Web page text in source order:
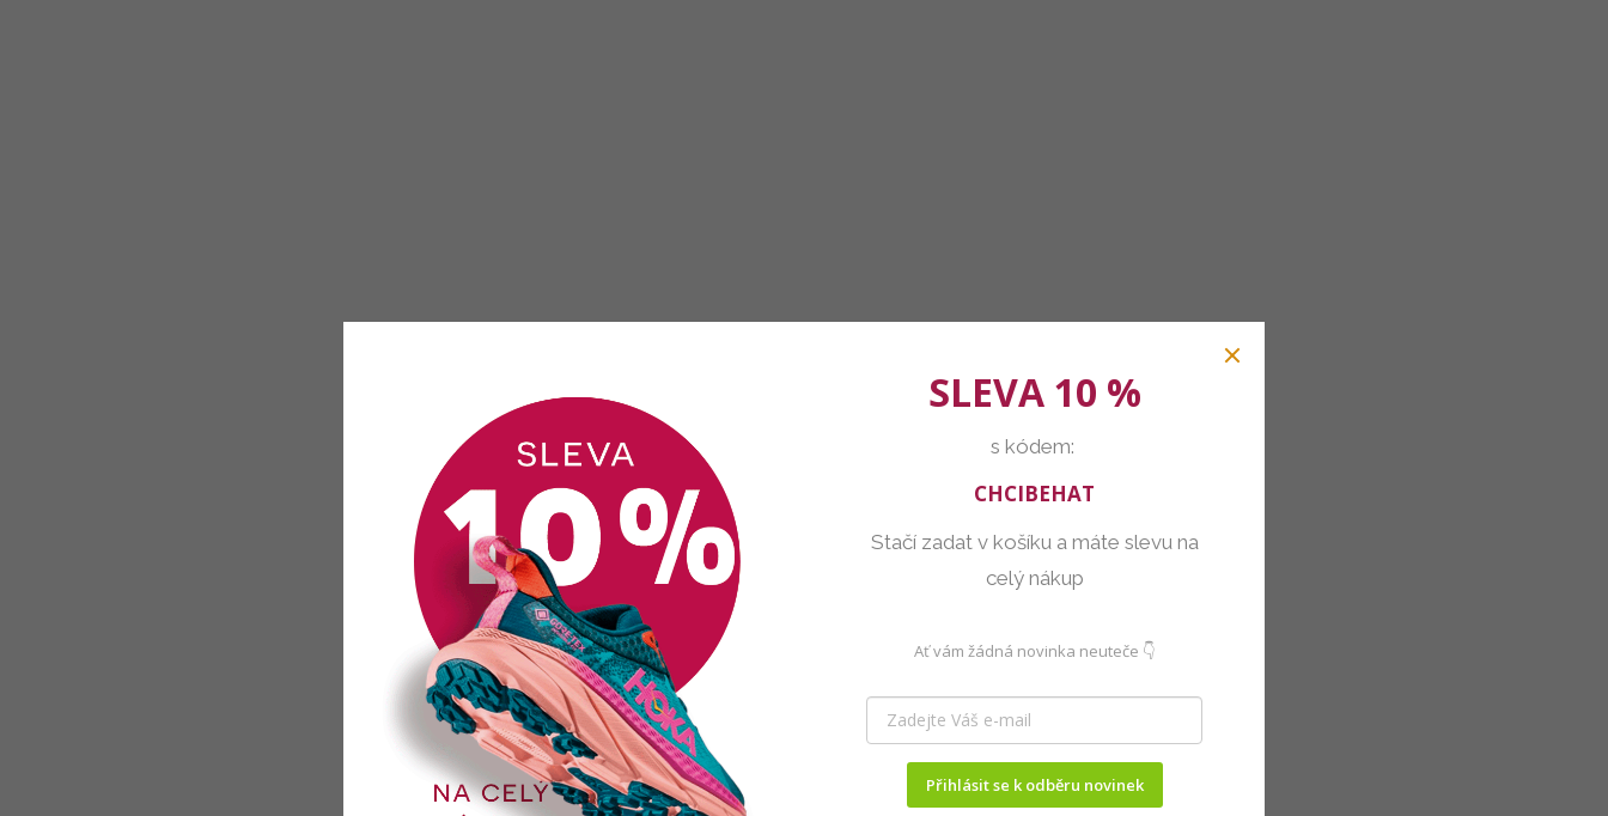
SLEVA 10 %
s kódem:
CHCIBEHAT
Stačí zadat v košíku a máte slevu na
celý nákup
Ať vám žádná novinka neuteče 👇
Přihlásit se k odběru novinek